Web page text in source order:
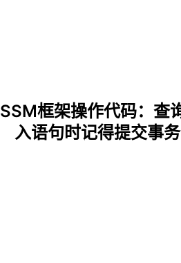
SSM框架操作代码：查
入语句时记得提交事